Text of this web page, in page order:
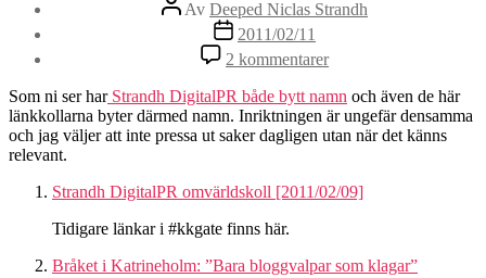
Av Deeped Niclas Strandh
Inläggsdatum
2011/02/11
2 kommentarertill
Deepedition
DigitalPR
[2011/02/11]
Som ni ser harStrandh DigitalPR både bytt namn och även de här
länkkollarna byter därmed namn. Inriktningen är ungefär densamma
och jag väljer att inte pressa ut saker dagligen utan när det känns
relevant.
Strandh DigitalPR omvärldskoll [2011/02/09]
Tidigare länkar i #kkgate finns här.
Bråket i Katrineholm: ”Bara bloggvalpar som klagar”